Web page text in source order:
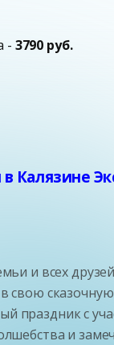
- 3790 руб.
Калязине
и всех
свою
праздник с
и